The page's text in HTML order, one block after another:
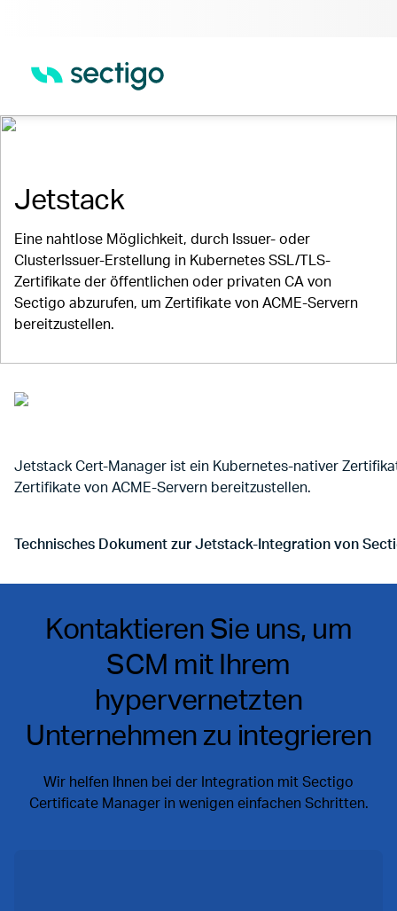
Jetstack
Eine nahtlose Möglichkeit, durch Issuer- oder
ClusterIssuer-Erstellung in Kubernetes SSL/TLS-
Zertifikate der öffentlichen oder privaten CA von
Sectigo abzurufen, um Zertifikate von ACME-Servern
bereitzustellen.
Jetstack Cert-Manager ist ein Kubernetes-nativer
Zertifikate von ACME-Servern bereitzustellen.
Technisches Dokument zur Jetstack-Integration von
Gehe zu Technisches Dokument zur Jetstack-Integration
Kontaktieren Sie uns, um
SCM mit Ihrem
hypervernetzten
Unternehmen zu integrieren
Wir helfen Ihnen bei der Integration mit Sectigo
Certificate Manager in wenigen einfachen Schritten.